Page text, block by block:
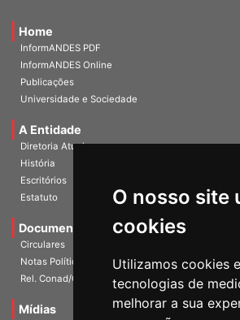
O nosso site
cookies
Utilizamos cookies
tecnologias de
melhorar a sua
Home
InformANDES PDF
InformANDES Online
Publicações
Universidade e Sociedade
A Entidade
Diretoria Atual
História
Escritórios
Estatuto
Documentos
Circulares
Notas Políticas
Rel. Conad/Congresso
Mídias